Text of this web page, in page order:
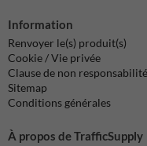
Information
Renvoyer le(s) produit(s)
Cookie / Vie privée
Clause de non responsabilité
Sitemap
Conditions générales
À propos de TrafficSupply